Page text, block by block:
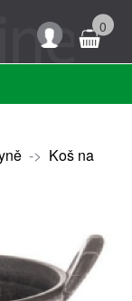
0
-> Koš na